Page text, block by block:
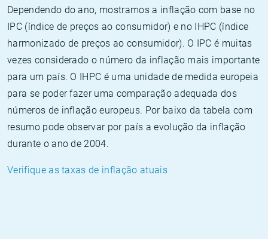
Dependendo do ano, mostramos a inflação com base no
IPC (índice de preços ao consumidor) e no IHPC (índice
harmonizado de preços ao consumidor). O IPC é muitas
vezes considerado o número da inflação mais importante
para um país. O IHPC é uma unidade de medida europeia
para se poder fazer uma comparação adequada dos
números de inflação europeus. Por baixo da tabela com
resumo pode observar por país a evolução da inflação
durante o ano de 2004.
Verifique as taxas de inflação atuais